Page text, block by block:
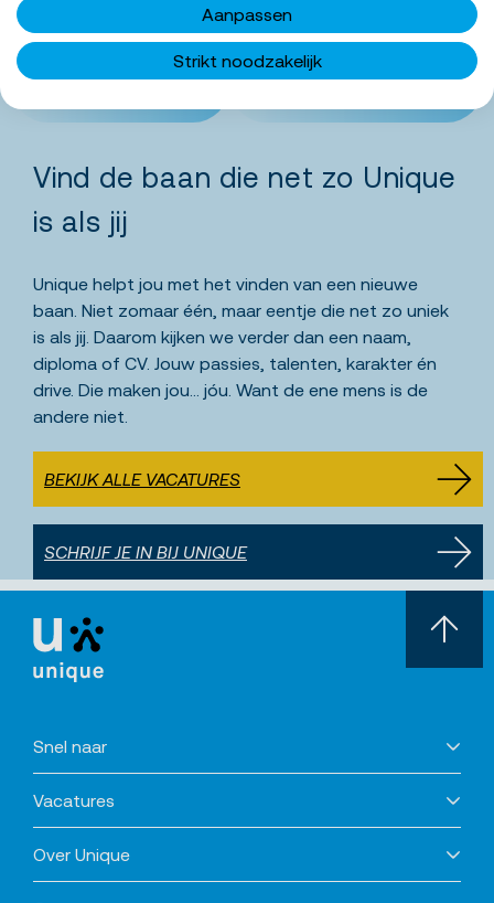
Vind de baan die net zo Unique
is als jij
Unique helpt jou met het vinden van een nieuwe
baan. Niet zomaar één, maar eentje die net zo uniek
is als jij. Daarom kijken we verder dan een naam,
diploma of CV. Jouw passies, talenten, karakter én
drive. Die maken jou… jóu. Want de ene mens is de
andere niet.
BEKIJK ALLE VACATURES
SCHRIJF JE IN BIJ UNIQUE
Snel naar
Vacatures
Over Unique
Aanpassen
Strikt noodzakelijk